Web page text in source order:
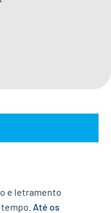
e letramento
Até os